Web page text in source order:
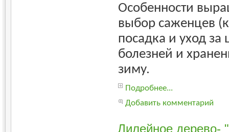
Особенности
выбор саженцев
посадка и уход за
болезней и
зиму.
Подробнее...
Добавить комментарий
Лилейное дерево-